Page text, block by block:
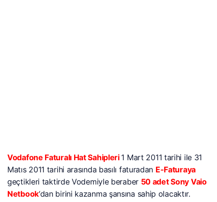
Vodafone Faturalı Hat Sahipleri 1 Mart 2011 tarihi ile 31
Matıs 2011 tarihi arasında basılı faturadan E-Faturaya
geçtikleri taktirde Vodemiyle beraber 50 adet Sony Vaio
Netbook‘dan birini kazanma şansına sahip olacaktır.